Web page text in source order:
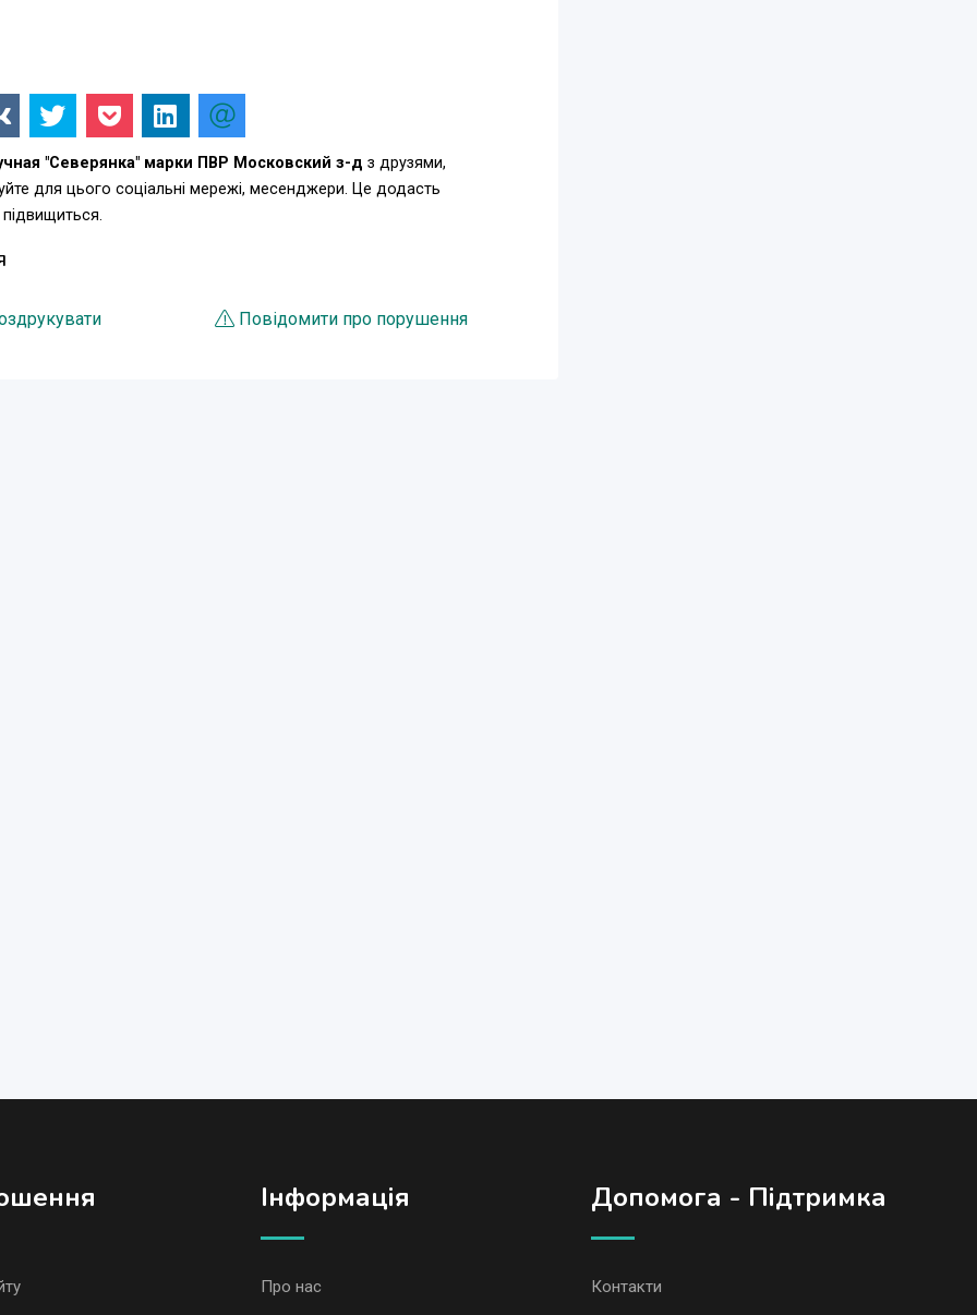
"Северянка" марки ПВР Московский з-д з друзями,
для цього соціальні мережі, месенджери. Це додасть
Повідомити про порушення
Iнформація
Про нас
Допомога - Підтримка
Контакти